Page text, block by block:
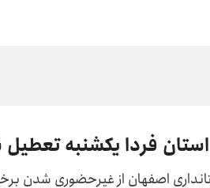
فردا یکشنبه
اصفهان از غیرحضوری شدن